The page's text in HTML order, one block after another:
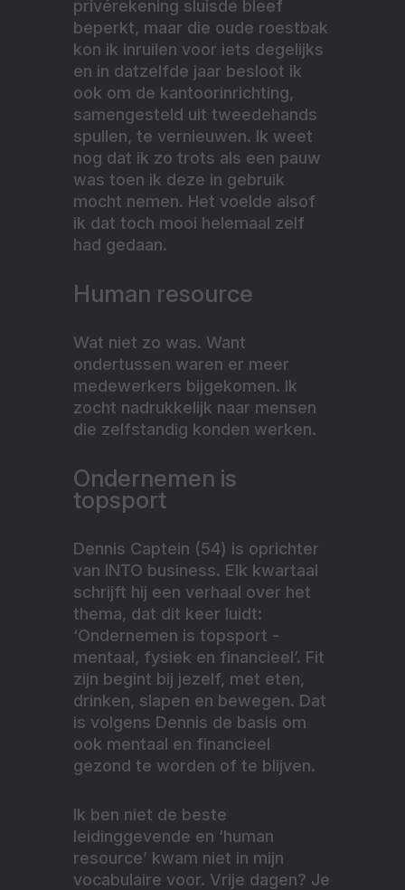
privérekening sluisde bleef
beperkt, maar die oude roestbak
kon ik inruilen voor iets degelijks
en in datzelfde jaar besloot ik
ook om de kantoorinrichting,
samengesteld uit tweedehands
spullen, te vernieuwen. Ik weet
nog dat ik zo trots als een pauw
was toen ik deze in gebruik
mocht nemen. Het voelde alsof
ik dat toch mooi helemaal zelf
had gedaan.
Human resource
Wat niet zo was. Want
ondertussen waren er meer
medewerkers bijgekomen. Ik
zocht nadrukkelijk naar mensen
die zelfstandig konden werken.
Ondernemen is
topsport
Dennis Captein (54) is oprichter
van INTO business. Elk kwartaal
schrijft hij een verhaal over het
thema, dat dit keer luidt:
‘Ondernemen is topsport -
mentaal, fysiek en financieel’. Fit
zijn begint bij jezelf, met eten,
drinken, slapen en bewegen. Dat
is volgens Dennis de basis om
ook mentaal en financieel
gezond te worden of te blijven.
Ik ben niet de beste
leidinggevende en ‘human
resource’ kwam niet in mijn
vocabulaire voor. Vrije dagen? Je